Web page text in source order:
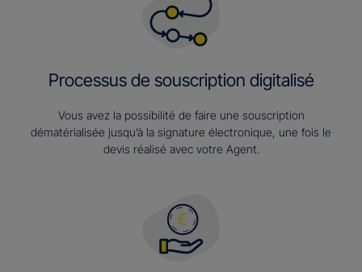
Processus de souscription digitalisé
Vous avez la possibilité de faire une souscription
dématérialisée jusqu’à la signature électronique, une fois le
devis réalisé avec votre Agent.